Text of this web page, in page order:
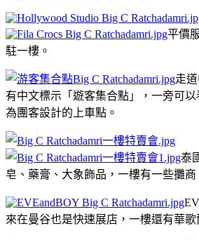
平價
駐一樓。
走
有中文標示「遊客集合點」，一旁可以
為團客設計的上車點。
泰
皂、藥膏、大象飾品，一樓有一些攤商
來在曼谷也是快速展店，一樓還有華歌